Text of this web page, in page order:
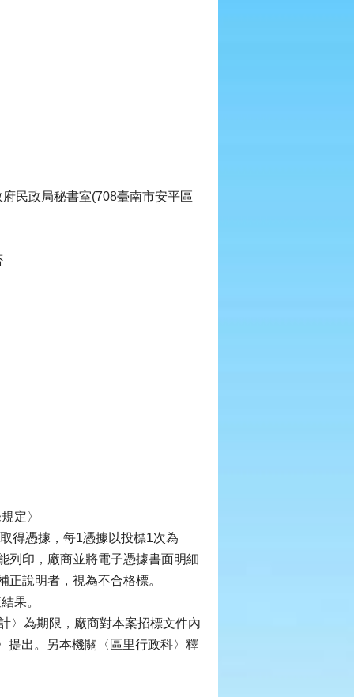
民政局秘書室(708臺南市安平區
定〉
得憑據，每1憑據以投標1次為
列印，廠商並將電子憑據書面明細
說明者，視為不合格標。
果。
〉為期限，廠商對本案招標文件內
提出。另本機關〈區里行政科〉釋